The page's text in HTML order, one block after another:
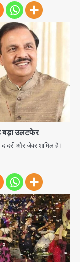
बड़ा उलटफेर
और जेवर शामिल है।
इलजिन
में बड़े निर्माण दोष,
ऑडिट में
पर आरडब्ल्यूए
करारा हमला,
की मांग
case: बॉम्बे
में दोषी करार दिया,